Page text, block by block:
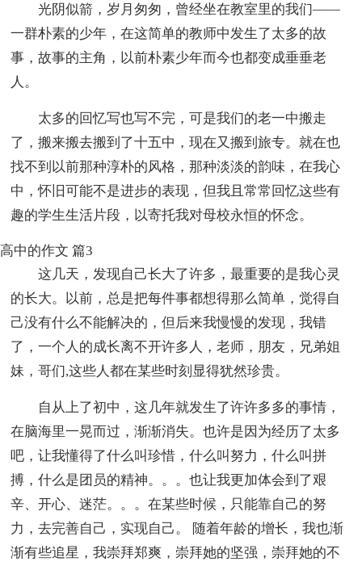
光阴似箭，岁月匆匆，曾经坐在教室里的我们——
一群朴素的少年，在这简单的教师中发生了太多的故
事，故事的主角，以前朴素少年而今也都变成垂垂老
人。
太多的回忆写也写不完，可是我们的老一中搬走
了，搬来搬去搬到了十五中，现在又搬到旅专。就在也
找不到以前那种淳朴的风格，那种淡淡的韵味，在我心
中，怀旧可能不是进步的表现，但我且常常回忆这些有
趣的学生生活片段，以寄托我对母校永恒的怀念。
高中的作文 篇3
这几天，发现自己长大了许多，最重要的是我心灵
的长大。以前，总是把每件事都想得那么简单，觉得自
己没有什么不能解决的，但后来我慢慢的发现，我错
了，一个人的成长离不开许多人，老师，朋友，兄弟姐
妹，哥们,这些人都在某些时刻显得犹然珍贵。
自从上了初中，这几年就发生了许许多多的事情，
在脑海里一晃而过，渐渐消失。也许是因为经历了太多
吧，让我懂得了什么叫珍惜，什么叫努力，什么叫拼
搏，什么是团员的精神。。。也让我更加体会到了艰
辛、开心、迷茫。。。在某些时候，只能靠自己的努
力，去完善自己，实现自己。 随着年龄的增长，我也渐
渐有些追星，我崇拜郑爽，崇拜她的坚强，崇拜她的不